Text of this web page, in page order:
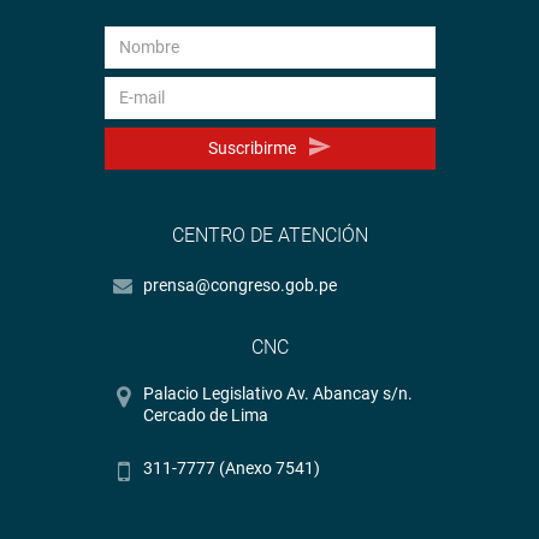
aspectos, considerando también la idoneidad técnica y
“Solo queremos exhortar al presidente de la República que
tenga en cuenta los requisitos básicos para los
nombramientos de las actuales autoridades del Poder
efecto la moción con 61 votos en contra, 47 a favor y 6
Suscribirme
CENTRO DE ATENCIÓN
prensa@congreso.gob.pe
CNC
Palacio Legislativo Av. Abancay s/n.
Cercado de Lima
311-7777 (Anexo 7541)